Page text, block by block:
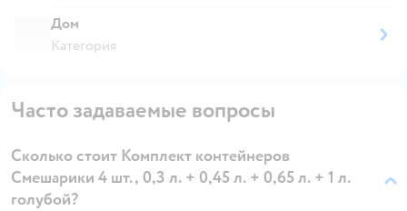
Дом
Категория
Часто задаваемые вопросы
Сколько стоит Комплект контейнеров
Смешарики 4 шт., 0,3 л. + 0,45 л. + 0,65 л. + 1 л.
голубой?